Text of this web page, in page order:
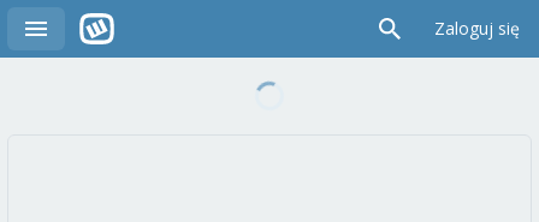
Zaloguj się